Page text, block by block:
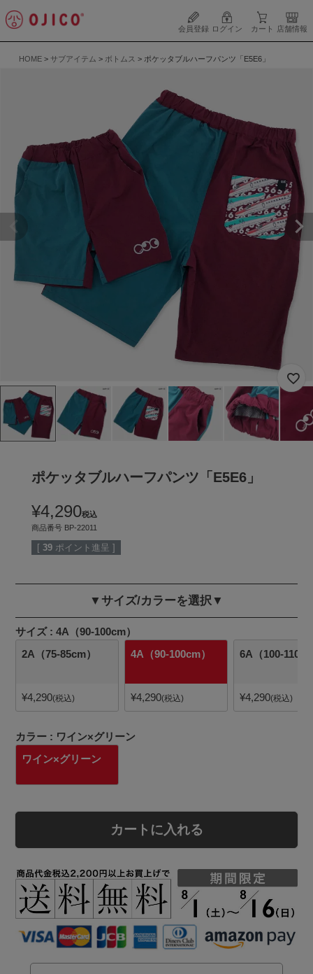
会員登録 ログイン カート 店舗情報
HOME サブアイテム ボトムス ポケッタブルハーフパンツ「E5E6」
ポケッタブルハーフパンツ「E5E6」
¥4,290税込
商品番号 BP-22011
[ 39 ポイント進呈 ]
▼サイズ/カラーを選択▼
サイズ
4A（90-100cm）
2A（75-85cm）
¥4,290 税込
4A（90-100cm）
¥4,290 税込
6A（100-
¥4,290 税込
カラー
ワイン×グリーン
ワイン×グリーン
カートに入れる